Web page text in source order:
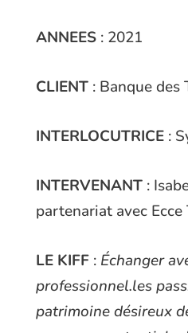
ANNEES: 2021
CLIENT: Banque des
INTERLOCUTRICE :
INTERVENANT:
partenariat avec
LE KIFF: Échanger
professionnel.les
patrimoine désireux